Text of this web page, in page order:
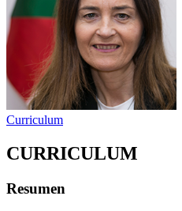
Curriculum
CURRICULUM
Resumen